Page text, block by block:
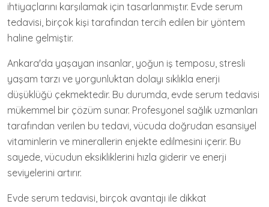
ihtiyaçlarını karşılamak için tasarlanmıştır. Evde serum
tedavisi, birçok kişi tarafından tercih edilen bir yöntem
haline gelmiştir.
Ankara'da yaşayan insanlar, yoğun iş temposu, stresli
yaşam tarzı ve yorgunluktan dolayı sıklıkla enerji
düşüklüğü çekmektedir. Bu durumda, evde serum tedavisi
mükemmel bir çözüm sunar. Profesyonel sağlık uzmanları
tarafından verilen bu tedavi, vücuda doğrudan esansiyel
vitaminlerin ve minerallerin enjekte edilmesini içerir. Bu
sayede, vücudun eksikliklerini hızla giderir ve enerji
seviyelerini artırır.
Evde serum tedavisi, birçok avantajı ile dikkat